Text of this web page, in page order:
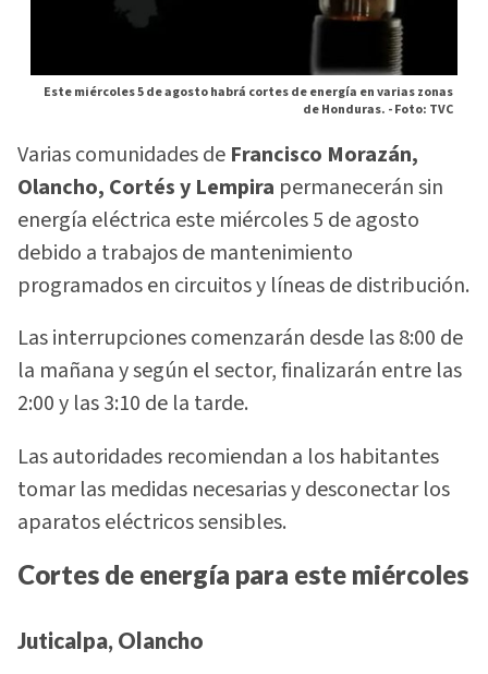
Este miércoles 5 de agosto habrá cortes de energía en varias zonas
de Honduras. -Foto: TVC
Varias comunidades de Francisco Morazán,
Olancho, Cortés y Lempira permanecerán sin
energía eléctrica este miércoles 5 de agosto
debido a trabajos de mantenimiento
programados en circuitos y líneas de distribución.
Las interrupciones comenzarán desde las 8:00 de
la mañana y según el sector, finalizarán entre las
2:00 y las 3:10 de la tarde.
Las autoridades recomiendan a los habitantes
tomar las medidas necesarias y desconectar los
aparatos eléctricos sensibles.
Cortes de energía para este miércoles
Juticalpa, Olancho